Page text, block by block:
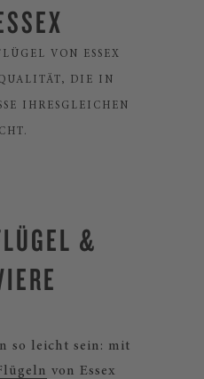
VON ESSEX
DIE IN
IHRESGLEICHEN
&
so leicht sein: mit
von Essex